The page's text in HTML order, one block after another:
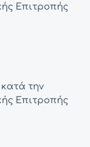
Επιτροπής
την
Επιτροπής